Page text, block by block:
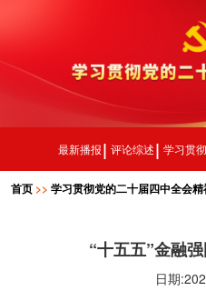
最新播报 评论综述 学习贯彻
首页 >> 学习贯彻党的二十届四中全会精
“十五五”金融
日期